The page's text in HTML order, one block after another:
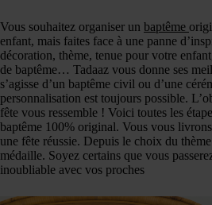
Vous souhaitez organiser un baptême
enfant, mais faites face à une panne
décoration, thème, tenue pour votre
de baptême… Tadaaz vous donne ses
s’agisse d’un baptême civil ou d’une
personnalisation est toujours possible.
fête vous ressemble ! Voici toutes les
baptême 100% original. Vous vous
une fête réussie. Depuis le choix du
médaille. Soyez certains que vous
inoubliable avec vos proches